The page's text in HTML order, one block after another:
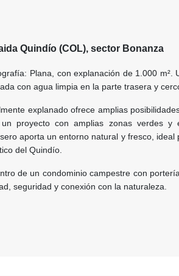
Quindío (COL), sector Bonanza
Plana, con explanación de 1.000 m².
con agua limpia en la parte trasera y
explanado ofrece amplias
proyecto con amplias zonas verdes y
aporta un entorno natural y fresco, ideal
del Quindío.
de un condominio campestre con
seguridad y conexión con la naturaleza.